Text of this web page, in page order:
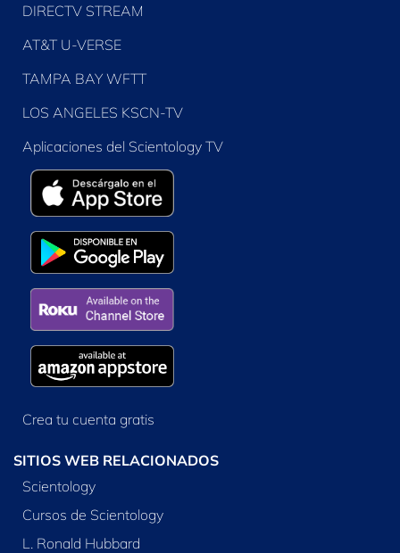
DIRECTV STREAM
AT&T U-VERSE
TAMPA BAY WFTT
LOS ANGELES KSCN-TV
Aplicaciones del Scientology TV
Crea tu cuenta gratis
SITIOS WEB RELACIONADOS
Scientology
Cursos de Scientology
L. Ronald Hubbard